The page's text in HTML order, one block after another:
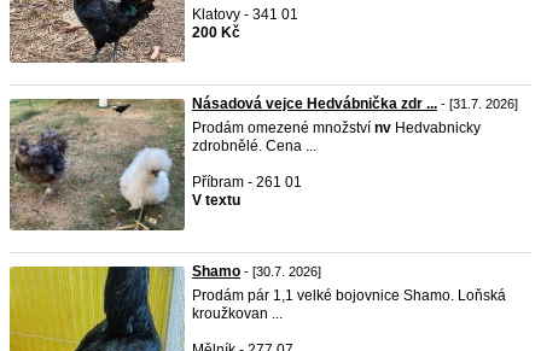
Klatovy - 341 01
200 Kč
Násadová vejce Hedvábnička zdr ... - [31.7. 2026]
Prodám omezené množství nv Hedvabnicky
zdrobnělé. Cena ...
Příbram - 261 01
V textu
Shamo - [30.7. 2026]
Prodám pár 1,1 velké bojovnice Shamo. Loňská
kroužkovan ...